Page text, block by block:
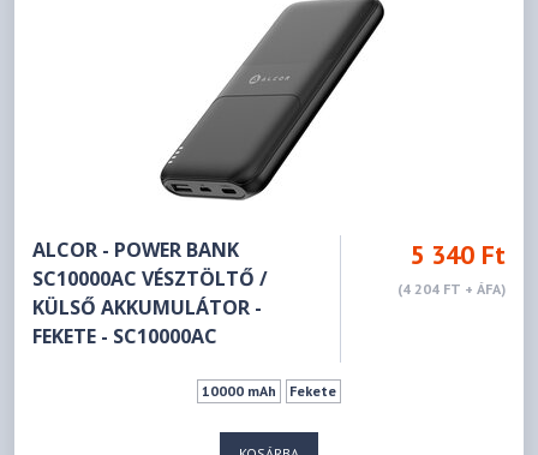
ALCOR - POWER BANK
SC10000AC VÉSZTÖLTŐ /
KÜLSŐ AKKUMULÁTOR -
FEKETE - SC10000AC
5 340 Ft
(4 204 FT + ÁFA)
10000 mAh Fekete